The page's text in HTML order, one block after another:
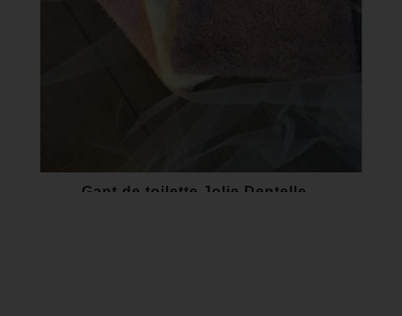
Gant de toilette Jolie Dentelle...